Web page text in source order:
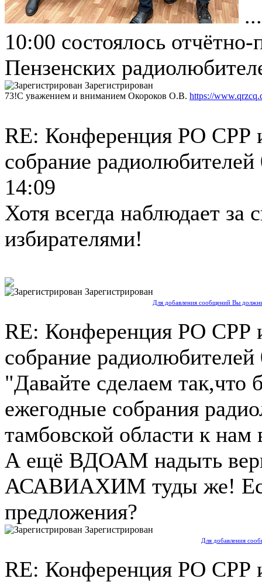
10:00 состоялось
Пензенских
Зарегистрирован
73!С уважением и вниманием Окороков О.В. https://
RE: Конференция РО СРР
собрание радиолюбителей
14:09
Хотя всегда наблюдает за
избирателями!
Зарегистрирован
Для добавления сообщений Вы должны
RE: Конференция РО СРР
собрание радиолюбителей
"Давайте сделаем так,что
ежегодные собрания
тамбовской области к нам
А ещё ВДОАМ надыть
АСАВИАХИМ туды же!
предложения?
Зарегистрирован
Для добавления
RE: Конференция РО СРР